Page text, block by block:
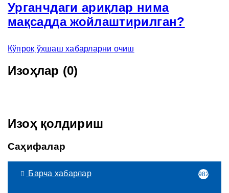
Урганчдаги ариқлар нима
мақсадда жойлаштирилган?
Кўпроқ ўхшаш хабарларни очиш
Изоҳлар (0)
Изоҳ қолдириш
Саҳифалар
Барча хабарлар 982